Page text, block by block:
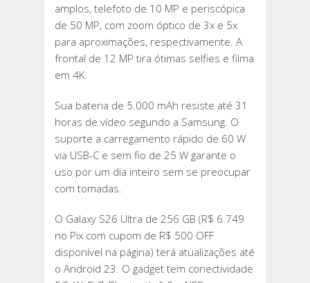
amplos, telefoto de 10 MP e periscópica
de 50 MP, com zoom óptico de 3x e 5x
para aproximações, respectivamente. A
frontal de 12 MP tira ótimas selfies e filma
em 4K.
Sua bateria de 5.000 mAh resiste até 31
horas de vídeo segundo a Samsung. O
suporte a carregamento rápido de 60 W
via USB-C e sem fio de 25 W garante o
uso por um dia inteiro sem se preocupar
com tomadas.
O Galaxy S26 Ultra de 256 GB (R$ 6.749
no Pix com cupom de R$ 500 OFF
disponível na página) terá atualizações até
o Android 23. O gadget tem conectividade